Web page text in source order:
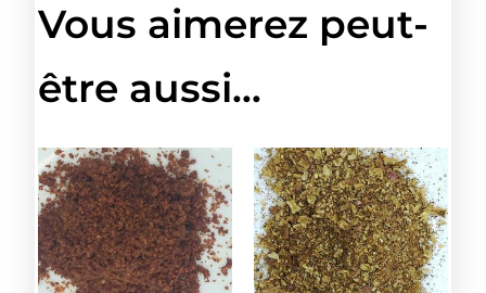
Vous aimerez peut-
être aussi…
Plage
de
prix :
2.80€
à
produit
plusieurs
variations.
Plage
de
prix :
2.90€
à
a